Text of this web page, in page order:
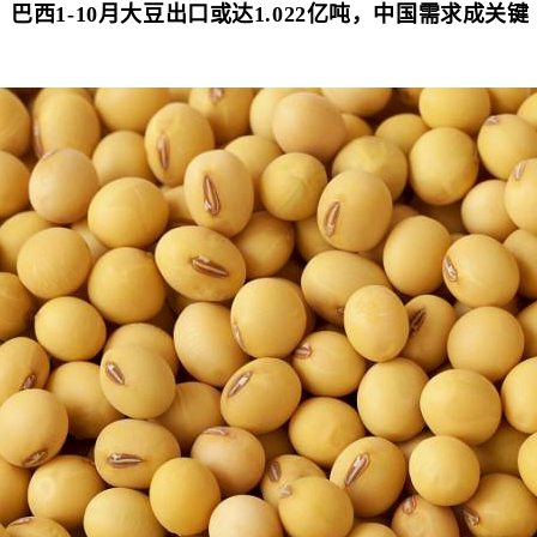
巴西1-10月大豆出口或达1.022亿吨，中国需求成关键